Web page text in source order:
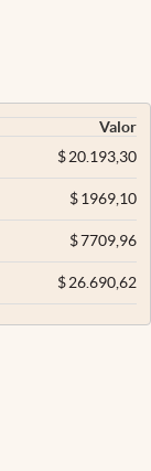
Valor
$20.193,30
$1969,10
$7709,96
$26.690,62